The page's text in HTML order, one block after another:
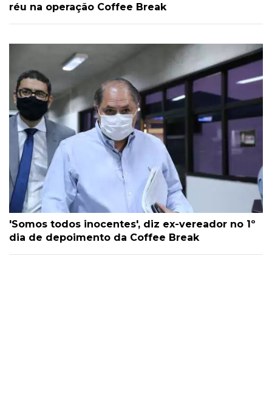
réu na operação Coffee Break
'Somos todos inocentes', diz ex-vereador no 1º
dia de depoimento da Coffee Break